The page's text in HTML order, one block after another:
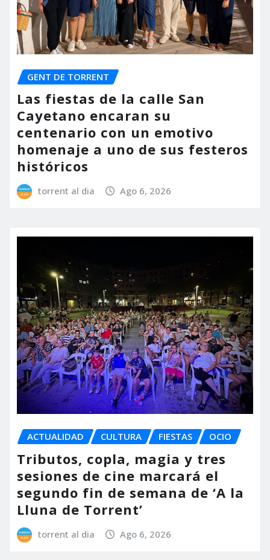
GENT DE TORRENT
Las fiestas de la calle San
Cayetano encaran su
centenario con un emotivo
homenaje a uno de sus festeros
históricos
torrent al dia Ago 6, 2026
ACTUALIDAD CULTURA FIESTAS OCIO
Tributos, copla, magia y tres
sesiones de cine marcará el
segundo fin de semana de ‘A la
Lluna de Torrent’
torrent al dia Ago 6, 2026